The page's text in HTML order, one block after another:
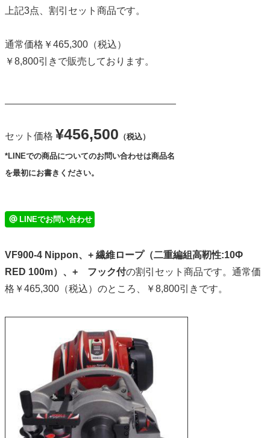
上記3点、割引セット商品です。
通常価格￥465,300（税込）
￥8,800引きで販売しております。
セット価格 ¥456,500 （税込）
*LINEでの商品についてのお問い合わせは商品名
を最初にお書きください。
LINEでお問い合わせ
VF900-4 Nippon、+ 繊維ロープ（二重編組高靭性:10Φ
RED 100m）、+ フック付の割引セット商品です。通常価
格￥465,300（税込）のところ、￥8,800引きです。